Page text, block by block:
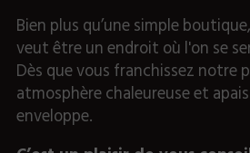
Bien plus qu’une simple
veut être un endroit où l'on se
Dès que vous franchissez notre
atmosphère chaleureuse et
enveloppe.